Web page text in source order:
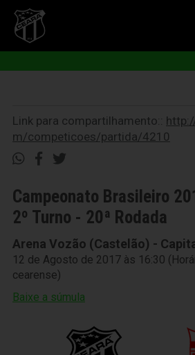
Link para compartilhamento::
m/competicoes/partida/4210
Campeonato Brasileiro
2º Turno - 20ª Rodada
Arena Vozão (Castelão) -
12 de Agosto de 2017 às 16:30
cearense)
Baixe a súmula